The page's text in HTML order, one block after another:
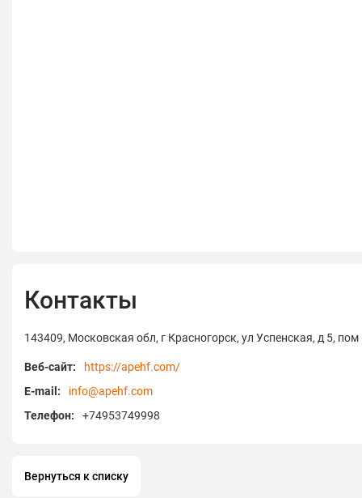
Контакты
143409, Московская обл, г Красногорск, ул Успенская, д 5,
Веб-сайт:
https://apehf.com/
E-mail:
info@apehf.com
Телефон:
+74953749998
Вернуться к списку